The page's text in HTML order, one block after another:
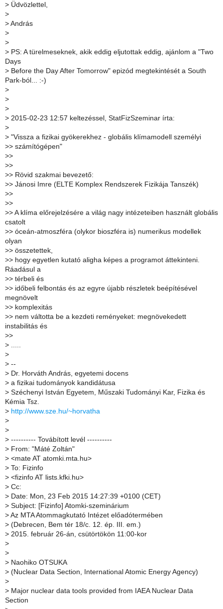
> Üdvözlettel,
>
> András
>
>
> PS: A türelmeseknek, akik eddig eljutottak eddig, ajánlom a "Two
Days
> Before the Day After Tomorrow" epizód megtekintését a South
Park-ból... :-)
>
>
>
> 2015-02-23 12:57 keltezéssel, StatFizSzeminar írta:
>
> "Vissza a fizikai gyökerekhez - globális klímamodell személyi
>> számítógépen"
>>
>>
>> Rövid szakmai bevezető:
>> Jánosi Imre (ELTE Komplex Rendszerek Fizikája Tanszék)
>>
>>
>> A klíma előrejelzésére a világ nagy intézeteiben használt globális
csatolt
>> óceán-atmoszféra (olykor bioszféra is) numerikus modellek
olyan
>> összetettek,
>> hogy egyetlen kutató aligha képes a programot áttekinteni.
Ráadásul a
>> térbeli és
>> időbeli felbontás és az egyre újabb részletek beépítésével
megnövelt
>> komplexitás
>> nem váltotta be a kezdeti reményeket: megnövekedett
instabilitás és
>>
> .....
>
> --
> Dr. Horváth András, egyetemi docens
> a fizikai tudományok kandidátusa
> Széchenyi István Egyetem, Műszaki Tudományi Kar, Fizika és
Kémia Tsz.
> http://www.sze.hu/~horvatha
>
>
> ---------- Továbított levél ----------
> From: "Máté Zoltán"
> <mate AT atomki.mta.hu>
> To: Fizinfo
> <fizinfo AT lists.kfki.hu>
> Cc:
> Date: Mon, 23 Feb 2015 14:27:39 +0100 (CET)
> Subject: [Fizinfo] Atomki-szeminárium
> Az MTA Atommagkutató Intézet előadótermében
> (Debrecen, Bem tér 18/c. 12. ép. III. em.)
> 2015. február 26-án, csütörtökön 11:00-kor
>
>
> Naohiko OTSUKA
> (Nuclear Data Section, International Atomic Energy Agency)
>
> Major nuclear data tools provided from IAEA Nuclear Data
Section